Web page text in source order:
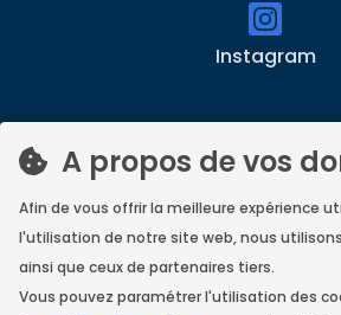
A propos de vos
Afin de vous offrir la meilleure expérience
l'utilisation de notre site web, nous
ainsi que ceux de partenaires tiers.
Vous pouvez paramétrer l'utilisation des
Instagram
Accueil
Nos engagements
Vos questions
FAQ France Ramonage